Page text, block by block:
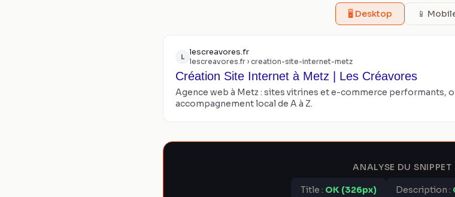
🖥️ Desktop 📱
L lescreavores.fr
lescreavores.fr › creation-site-internet-metz
Création Site Internet à Metz | Les Créavores
Agence web à Metz : sites vitrines et e-commerce performants,
accompagnement local de A à Z.
ANALYSE DU SNIPPET
Title : OK(326px) Description :